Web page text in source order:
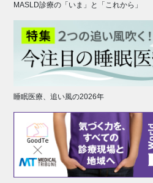
MASLD診療の「いま」と「これから」
睡眠医療、追い風の2026年